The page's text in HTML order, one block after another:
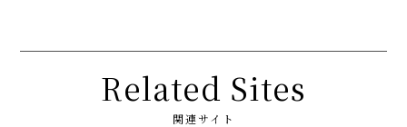
Related Sites
関連サイト